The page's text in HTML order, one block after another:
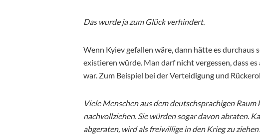
Das wurde ja zum Glück verhindert.
Wenn Kyiev gefallen wäre, dann hätte es durchaus
existieren würde. Man darf nicht vergessen, dass
war. Zum Beispiel bei der Verteidigung und
Viele Menschen aus dem deutschsprachigen
nachvollziehen. Sie würden sogar davon abraten.
abgeraten, wird als freiwillige in den Krieg zu